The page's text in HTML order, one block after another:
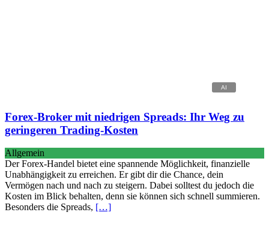
Forex-Broker mit niedrigen Spreads: Ihr Weg zu
geringeren Trading-Kosten
Allgemein
Der Forex-Handel bietet eine spannende Möglichkeit, finanzielle
Unabhängigkeit zu erreichen. Er gibt dir die Chance, dein
Vermögen nach und nach zu steigern. Dabei solltest du jedoch die
Kosten im Blick behalten, denn sie können sich schnell summieren.
Besonders die Spreads, […]